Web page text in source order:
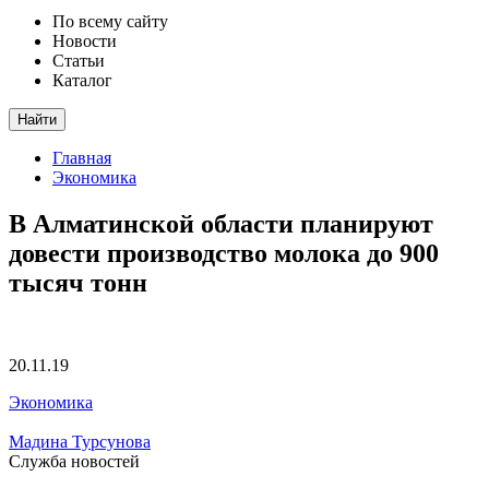
По всему сайту
Новости
Статьи
Каталог
Найти
Главная
Экономика
В Алматинской области планируют
довести производство молока до 900
тысяч тонн
20.11.19
Экономика
Мадина Турсунова
Служба новостей